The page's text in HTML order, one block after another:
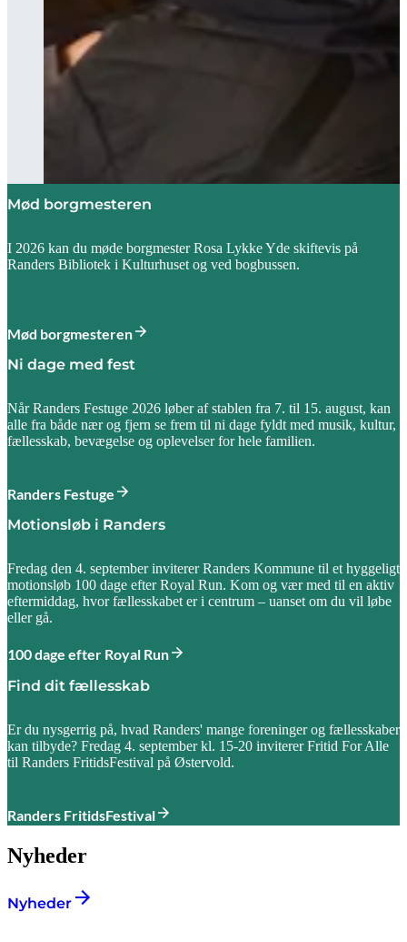
Mød borgmesteren
I 2026 kan du møde borgmester Rosa Lykke Yde skiftevis på
Randers Bibliotek i Kulturhuset og ved bogbussen.
Mød borgmesteren
Ni dage med fest
Når Randers Festuge 2026 løber af stablen fra 7. til 15. august, kan
alle fra både nær og fjern se frem til ni dage fyldt med musik, kultur,
fællesskab, bevægelse og oplevelser for hele familien.
Randers Festuge
Motionsløb i Randers
Fredag den 4. september inviterer Randers Kommune til et hyggeligt
motionsløb 100 dage efter Royal Run. Kom og vær med til en aktiv
eftermiddag, hvor fællesskabet er i centrum – uanset om du vil løbe
eller gå.
100 dage efter Royal Run
Find dit fællesskab
Er du nysgerrig på, hvad Randers' mange foreninger og fællesskaber
kan tilbyde? Fredag 4. september kl. 15-20 inviterer Fritid For Alle
til Randers FritidsFestival på Østervold.
Randers FritidsFestival
Nyheder
Nyheder